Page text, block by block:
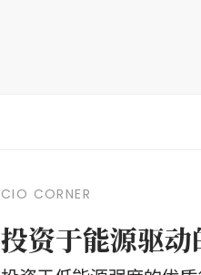
CIO CORNER
投资于能源驱